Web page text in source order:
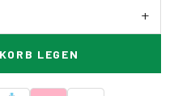
LEGEN